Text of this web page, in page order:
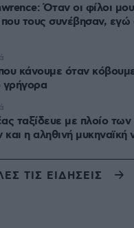
Όταν οι φίλοι μου
τους συνέβησαν,
κάνουμε όταν
γρήγορα
ταξίδευε με πλοίο των
η αληθινή μυκηναϊκή
ΤΙΣ ΕΙΔΗΣΕΙΣ